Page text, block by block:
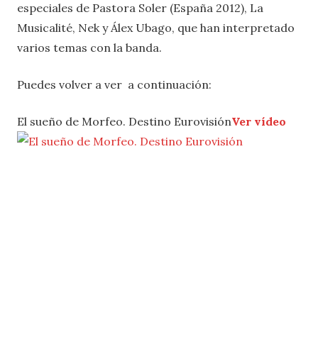
especiales de Pastora Soler (España 2012), La
Musicalité, Nek y Álex Ubago, que han interpretado
varios temas con la banda.
Puedes volver a ver a continuación:
El sueño de Morfeo. Destino EurovisiónVer vídeo